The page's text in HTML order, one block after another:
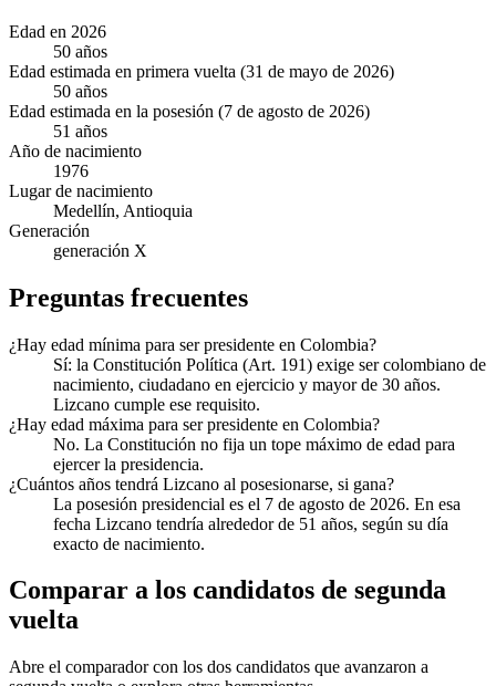
Edad en 2026
50 años
Edad estimada en primera vuelta (31 de mayo de 2026)
50 años
Edad estimada en la posesión (7 de agosto de 2026)
51 años
Año de nacimiento
1976
Lugar de nacimiento
Medellín, Antioquia
Generación
generación X
Preguntas frecuentes
¿Hay edad mínima para ser presidente en Colombia?
Sí: la Constitución Política (Art. 191) exige ser colombiano de
nacimiento, ciudadano en ejercicio y mayor de 30 años.
Lizcano cumple ese requisito.
¿Hay edad máxima para ser presidente en Colombia?
No. La Constitución no fija un tope máximo de edad para
ejercer la presidencia.
¿Cuántos años tendrá Lizcano al posesionarse, si gana?
La posesión presidencial es el 7 de agosto de 2026. En esa
fecha Lizcano tendría alrededor de 51 años, según su día
exacto de nacimiento.
Comparar a los candidatos de segunda
vuelta
Abre el comparador con los dos candidatos que avanzaron a